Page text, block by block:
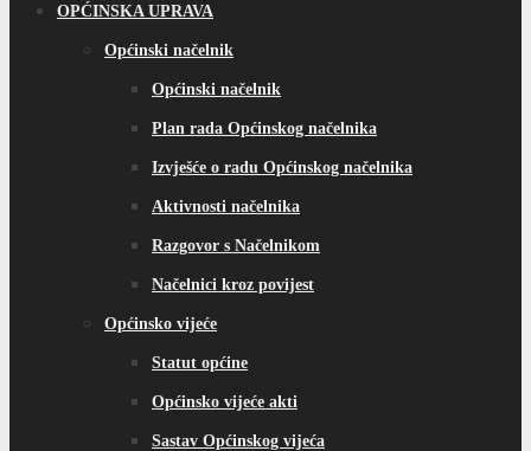
OPĆINSKA UPRAVA
Općinski načelnik
Općinski načelnik
Plan rada Općinskog načelnika
Izvješće o radu Općinskog načelnika
Aktivnosti načelnika
Razgovor s Načelnikom
Načelnici kroz povijest
Općinsko vijeće
Statut općine
Općinsko vijeće akti
Sastav Općinskog vijeća